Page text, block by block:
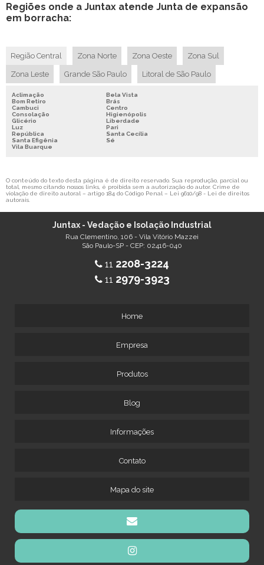
Regiões onde a Juntax atende Junta de expansão
em borracha:
Região Central Zona Norte Zona Oeste Zona Sul
Zona Leste Grande São Paulo Litoral de São Paulo
Aclimação
Bela Vista
Bom Retiro
Brás
Cambuci
Centro
Consolação
Higienópolis
Glicério
Liberdade
Luz
Pari
República
Santa Cecília
Santa Efigênia
Sé
Vila Buarque
O conteúdo do texto desta página é de direito reservado. Sua reprodução, parcial ou
total, mesmo citando nossos links, é proibida sem a autorização do autor. Crime de
violação de direito autoral – artigo 184 do Código Penal – Lei 9610/98 - Lei de direitos
autorais
Juntax - Vedação e Isolação Industrial
Rua Clementino, 106 - Vila Vitório Mazzei
São Paulo-SP - CEP: 02416-040
11 2208-3224
11 2979-3923
Home
Empresa
Produtos
Blog
Informações
Contato
Mapa do site